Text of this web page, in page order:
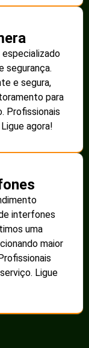
especializado
segurança.
e segura,
para
Profissionais
agora!
interfones
uma
maior
Ligue